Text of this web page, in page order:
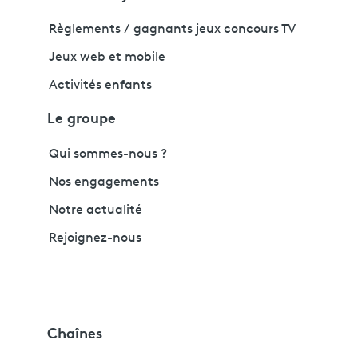
Règlements / gagnants jeux concours TV
Jeux web et mobile
Activités enfants
Le groupe
Qui sommes-nous ?
Nos engagements
Notre actualité
Rejoignez-nous
Chaînes